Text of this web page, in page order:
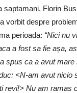
saptamani, Florin
vorbit despre
perioada: “Nici nu
a fost sa fie așa,
spus ca a avut
<N-am avut nicio
revi!> Nu am ramas